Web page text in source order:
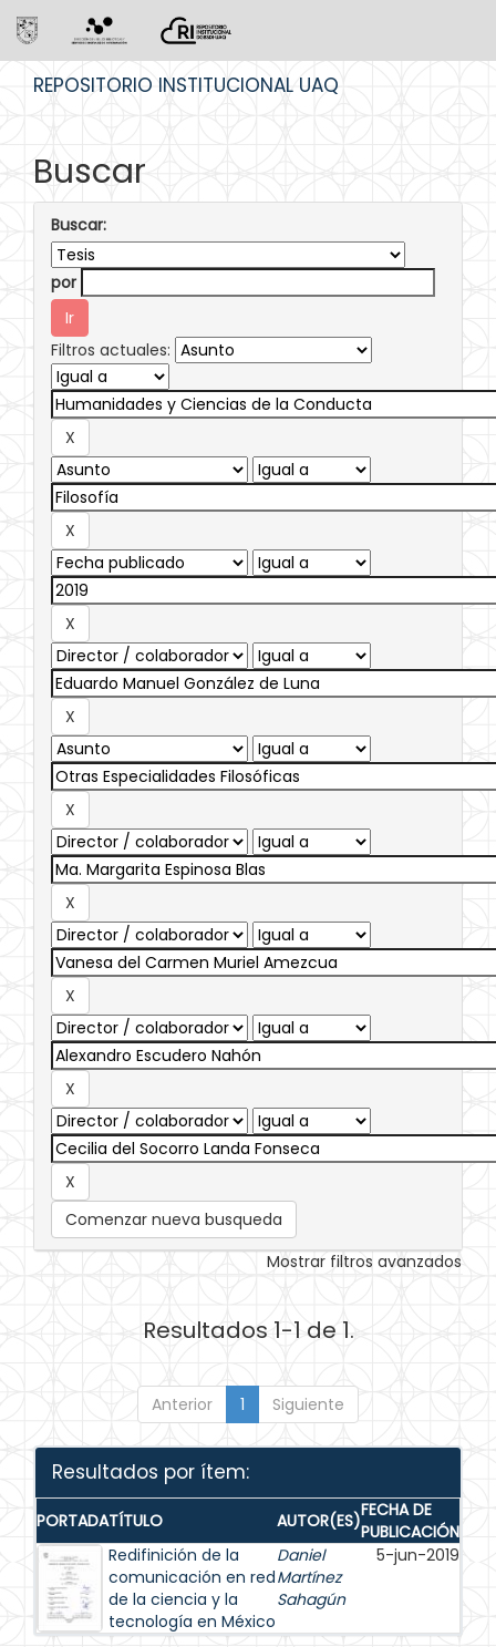
REPOSITORIO INSTITUCIONAL UAQ
Buscar
Buscar:
por
Filtros actuales:
Comenzar nueva busqueda
Mostrar filtros avanzados
Resultados 1-1 de 1.
Anterior 1 Siguiente
Resultados por ítem:
PORTADATÍTULO AUTOR(ES)FECHA DE
PUBLICACIÓN
Redifinición de la
comunicación en red
de la ciencia y la
tecnología en México
Daniel
Martínez
Sahagún
5-jun-2019